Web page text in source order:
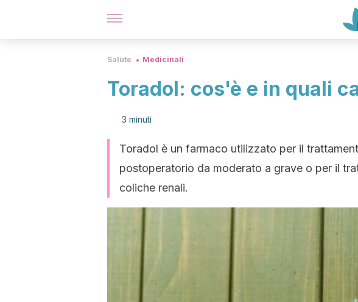
Salute Medicinali
Toradol: cos'è e in quali
3 minuti
Toradol è un farmaco utilizzato per il
postoperatorio da moderato a grave o per il
coliche renali.